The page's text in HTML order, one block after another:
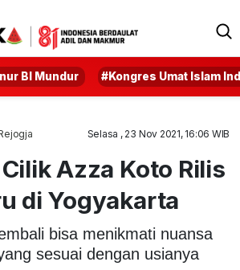
BI Mundur #Kongres Umat Islam
Selasa , 23 Nov 2021, 16:06 WIB
Azza Koto Rilis
di Yogyakarta
bisa menikmati nuansa
sesuai dengan usianya